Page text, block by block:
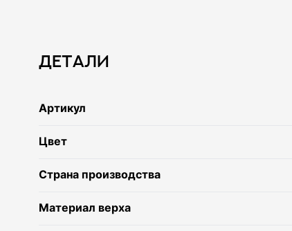
Детали
Артикул
Цвет
Страна производства
Материал верха